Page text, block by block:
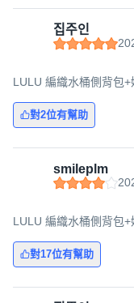
집주인
LULU 編織水桶側背包
對2位有幫助
smileplm
LULU 編織水桶側背包
對17位有幫助